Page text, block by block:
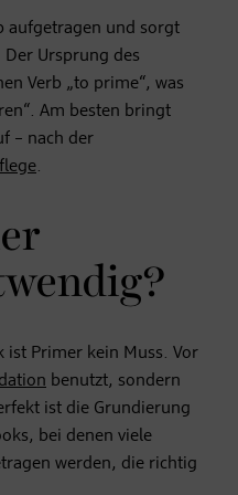
aufgetragen und sorgt
Ursprung des
Verb „to prime“, was
Am besten bringt
– nach der
.
ist Primer kein Muss. Vor
benutzt, sondern
ist die Grundierung
bei denen viele
werden, die richtig